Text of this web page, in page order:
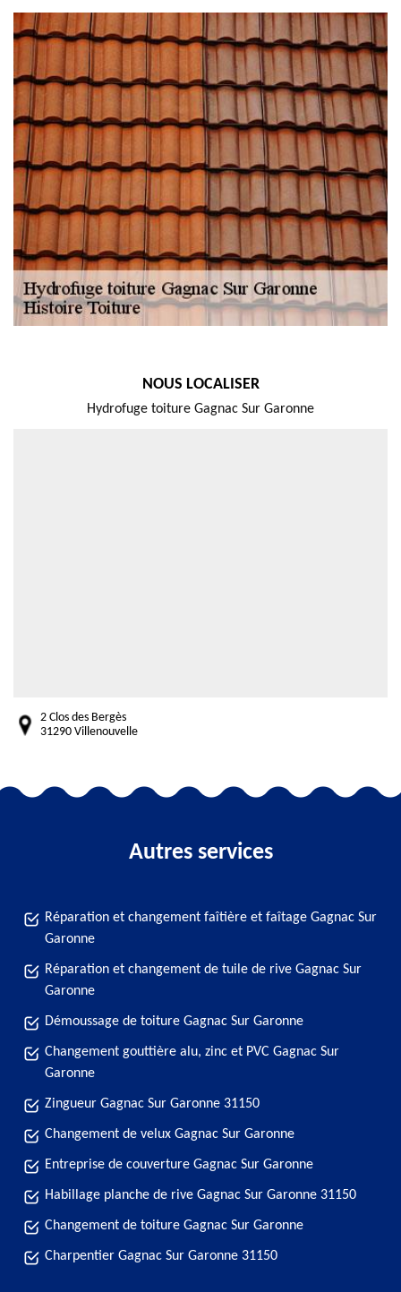
NOUS LOCALISER
Hydrofuge toiture Gagnac Sur Garonne
2 Clos des Bergès
31290 Villenouvelle
Autres services
Réparation et changement faîtière et faîtage Gagnac Sur
Garonne
Réparation et changement de tuile de rive Gagnac Sur
Garonne
Démoussage de toiture Gagnac Sur Garonne
Changement gouttière alu, zinc et PVC Gagnac Sur
Garonne
Zingueur Gagnac Sur Garonne 31150
Changement de velux Gagnac Sur Garonne
Entreprise de couverture Gagnac Sur Garonne
Habillage planche de rive Gagnac Sur Garonne 31150
Changement de toiture Gagnac Sur Garonne
Charpentier Gagnac Sur Garonne 31150